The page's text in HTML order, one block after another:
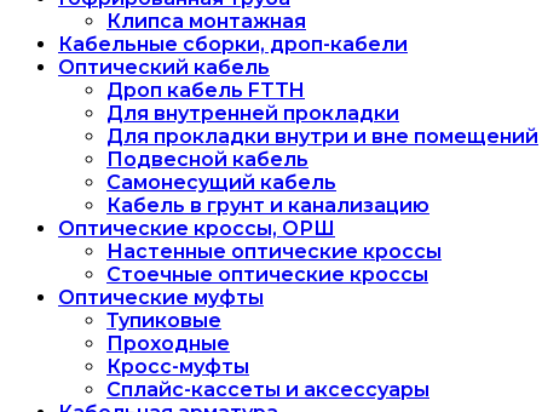
Клипса монтажная
Кабельные сборки, дроп-кабели
Оптический кабель
Дроп кабель FTTH
Для внутренней прокладки
Для прокладки внутри и вне помещений
Подвесной кабель
Самонесущий кабель
Кабель в грунт и канализацию
Оптические кроссы, ОРШ
Настенные оптические кроссы
Стоечные оптические кроссы
Оптические муфты
Тупиковые
Проходные
Кросс-муфты
Сплайс-кассеты и аксессуары